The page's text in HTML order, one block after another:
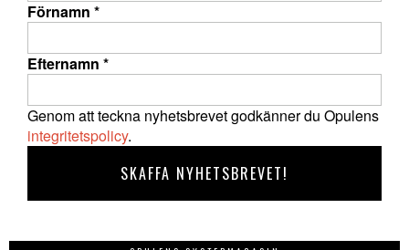
Förnamn *
Efternamn *
Genom att teckna nyhetsbrevet godkänner du Opulens
integritetspolicy.